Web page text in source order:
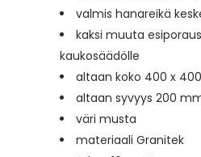
valmis hanareikä
kaksi muuta
kaukosäädölle
altaan koko 400 x
altaan syvyys 200
väri musta
materiaali Granitek